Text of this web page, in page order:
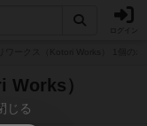
Works）
じる